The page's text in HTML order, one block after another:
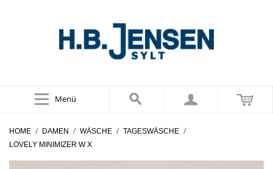
Menü
HOME / DAMEN / WÄSCHE / TAGESWÄSCHE /
LOVELY MINIMIZER W X